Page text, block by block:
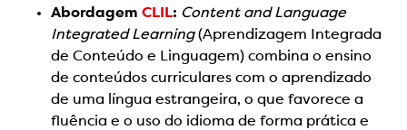
Abordagem CLIL: Content and Language
Integrated Learning(Aprendizagem Integrada
de Conteúdo e Linguagem) combina o ensino
de conteúdos curriculares com o aprendizado
de uma língua estrangeira, o que favorece a
fluência e o uso do idioma de forma prática e